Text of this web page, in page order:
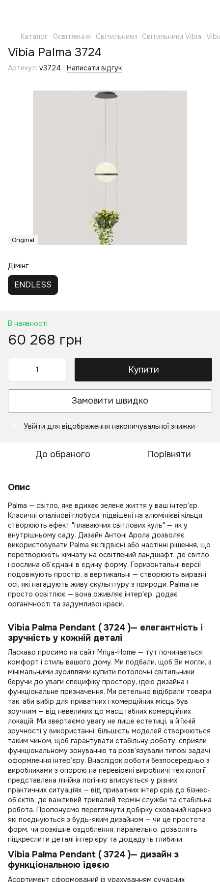
Каталог Освітлення Світильники Світильники Vibia
Vibia Palma 3724
Артикул: v3724 Написати відгук
Original
Дімінг
ENDLESS
В наявності
60 268 грн
Купити
Замовити швидко
Увійти для відображення накопичувальної знижки
До обраного Порівняти
Опис
Palma — світло, яке вдихає зелене життя у ваш інтер’єр.
Класичні опалінові глобуси, підвішені на алюмінієві кільця,
створюють ефект "плаваючих світлових куль" — як у
внутрішньому саду. Дизайн Антоні Арола дозволяє
використовувати Palma як підвісні або настінні рішення, що
перетворюють кімнату на освітлений ландшафт, де світло
і рослина об’єднані в єдину форму. Горизонтальні версії
подовжують простір, а вертикальні — створюють виразні
осі, які нагадують живу скульптуру з природи. Palma не
просто освітлює — вона оживляє інтер'єр, додає
органічності та задумливої краси.
Vibia Palma Pendant ( 3724 )— елегантність і
зручність у кожній деталі
Ласкаво просимо на сайт Mriya-Home — тут починається
комфорт і стиль вашого дому. Ми подбали, щоб Ви могли, з
мінімальними зусиллями купити потолочні світильники
беручи до уваги специфіку простору, ідею дизайна і
функціональне призначення. Ми ретельно відібрали товари
так, аби вибір для приватних і комерційних місць був
зручним — від невеликих до масштабних комерційних
локацій. Ми звертаємо увагу не лише естетиці, а й їхній
зручності у використанні: більшість моделей створюються
таким чином, щоб гарантувати стабільну роботу, сприяли
функціональному зонуванню та розв’язували типові задачі
оформлення інтер’єру. Внаслідок роботи безпосередньо з
виробниками з опорою на перевірені виробничі технології
представлена лінійка логічно вписується у різних
практичних ситуаціях — від приватних інтер’єрів до бізнес-
об’єктів, де важливий тривалий термін служби та стабільна
робота. Пропонуємо переглянути добірку схований карниз
які поєднуються з будь-яким дизайном — чи це простота
форм, чи розкішне оздоблення, паралельно, дозволять
підкреслити деталі інтер’єру та додадуть глибини.
Vibia Palma Pendant ( 3724 )— дизайн з
функціональною ідеєю
Асортимент сформований із урахуванням сучасних